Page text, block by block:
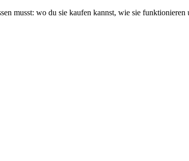
musst: wo du sie kaufen kannst, wie sie